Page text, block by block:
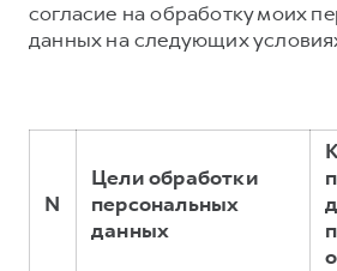
Для малого бизнеса
Система управления
Сервис для корпоративных
HAVAL Лизинг
Мобильное приложение GWM
АКСЕССУАРЫ HAVAL
согласие на обработку моих
данных на следующих
N
Цели обработки
персональных
данных